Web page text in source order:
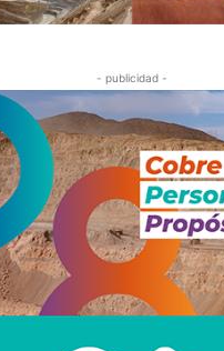
- publicidad -